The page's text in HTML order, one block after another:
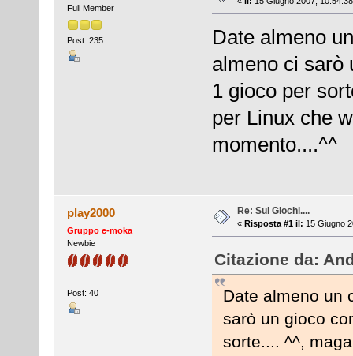
Full Member
Post: 235
Date almeno
almeno ci sarò
1 gioco per
per Linux che
momento....^^
play2000
Gruppo e-moka
Newbie
Post: 40
Re: Sui Giochi....
« Risposta #1 il: 15 Giugno
Citazione da:
Date almeno un
sarò un gioco
sorte.... ^^,